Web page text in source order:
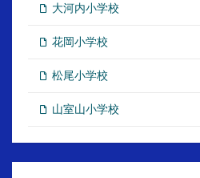
大河内小学校
花岡小学校
松尾小学校
山室山小学校